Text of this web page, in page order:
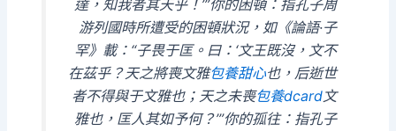
達，知我者其天乎！’”你的困頓：指孔子周
游列國時所遭受的困頓狀況，如《論語·子
罕》載：“子畏于匡。曰：‘文王既沒，文不
在茲乎？天之將喪文雅包養甜心也，后逝世
者不得與于文雅也；天之未喪包養dcard文
雅也，匡人其如予何？’”你的孤往：指孔子